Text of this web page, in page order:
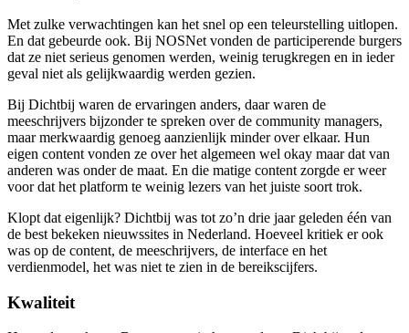
Met zulke verwachtingen kan het snel op een teleurstelling uitlopen.
En dat gebeurde ook. Bij NOSNet vonden de participerende burgers
dat ze niet serieus genomen werden, weinig terugkregen en in ieder
geval niet als gelijkwaardig werden gezien.
Bij Dichtbij waren de ervaringen anders, daar waren de
meeschrijvers bijzonder te spreken over de community managers,
maar merkwaardig genoeg aanzienlijk minder over elkaar. Hun
eigen content vonden ze over het algemeen wel okay maar dat van
anderen was onder de maat. En die matige content zorgde er weer
voor dat het platform te weinig lezers van het juiste soort trok.
Klopt dat eigenlijk? Dichtbij was tot zo’n drie jaar geleden één van
de best bekeken nieuwssites in Nederland. Hoeveel kritiek er ook
was op de content, de meeschrijvers, de interface en het
verdienmodel, het was niet te zien in de bereikscijfers.
Kwaliteit